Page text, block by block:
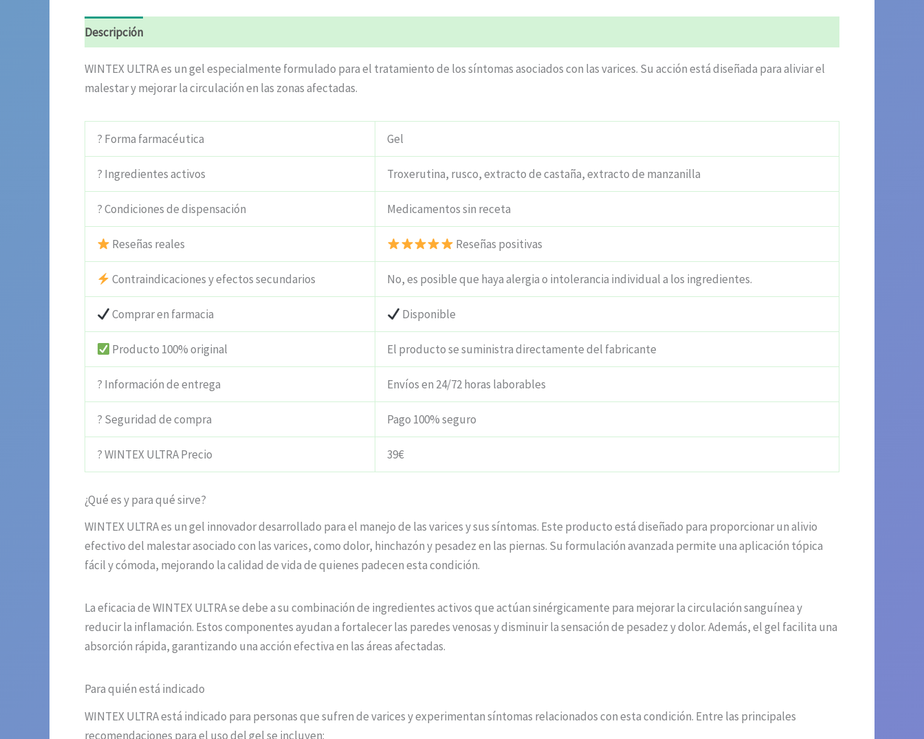
Descripción
WINTEX ULTRA es un gel especialmente formulado para el tratamiento de los síntomas asociados con las varices. Su acción está diseñada para aliviar el
malestar y mejorar la circulación en las zonas afectadas.
? Forma farmacéutica Gel
? Ingredientes activos Troxerutina, rusco, extracto de castaña, extracto de manzanilla
? Condiciones de dispensación Medicamentos sin receta
Reseñas reales Reseñas positivas
Contraindicaciones y efectos secundarios No, es posible que haya alergia o intolerancia individual a los ingredientes.
Comprar en farmacia Disponible
Producto 100% original El producto se suministra directamente del fabricante
? Información de entrega Envíos en 24/72 horas laborables
? Seguridad de compra Pago 100% seguro
? WINTEX ULTRA Precio 39€
¿Qué es y para qué sirve?
WINTEX ULTRA es un gel innovador desarrollado para el manejo de las varices y sus síntomas. Este producto está diseñado para proporcionar un alivio
efectivo del malestar asociado con las varices, como dolor, hinchazón y pesadez en las piernas. Su formulación avanzada permite una aplicación tópica
fácil y cómoda, mejorando la calidad de vida de quienes padecen esta condición.
La eficacia de WINTEX ULTRA se debe a su combinación de ingredientes activos que actúan sinérgicamente para mejorar la circulación sanguínea y
reducir la inflamación. Estos componentes ayudan a fortalecer las paredes venosas y disminuir la sensación de pesadez y dolor. Además, el gel facilita una
absorción rápida, garantizando una acción efectiva en las áreas afectadas.
Para quién está indicado
WINTEX ULTRA está indicado para personas que sufren de varices y experimentan síntomas relacionados con esta condición. Entre las principales
recomendaciones para el uso del gel se incluyen: